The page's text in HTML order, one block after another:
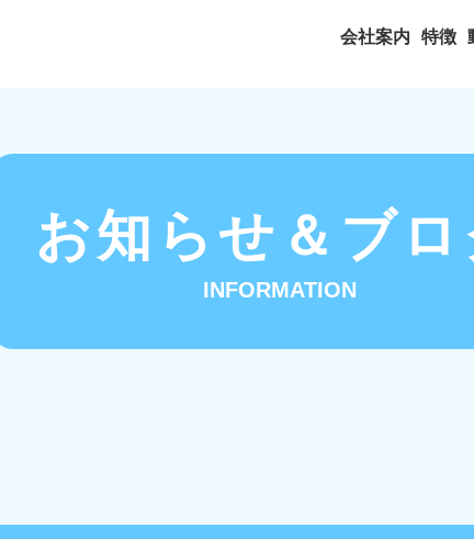
会社案内 特徴
お知らせ＆ブ
INFORMATION